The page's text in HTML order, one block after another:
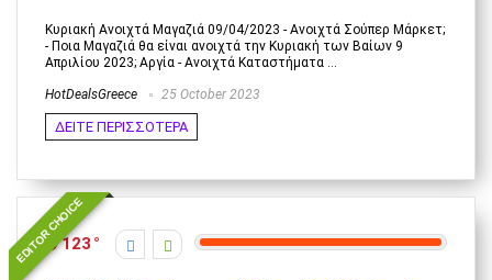
Κυριακή Ανοιχτά Μαγαζιά 09/04/2023 - Ανοιχτά Σούπερ Μάρκετ;
- Ποια Μαγαζιά θα είναι ανοιχτά την Κυριακή των Βαίων 9
Απριλίου 2023; Αργία - Ανοιχτά Καταστήματα ...
HotDealsGreece 25 October 2023
ΔΕΙΤΕ ΠΕΡΙΣΣΟΤΕΡΑ
EDITOR CHOICE
123